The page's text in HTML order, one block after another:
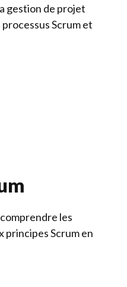
gestion de projet
Scrum et
les
principes Scrum en